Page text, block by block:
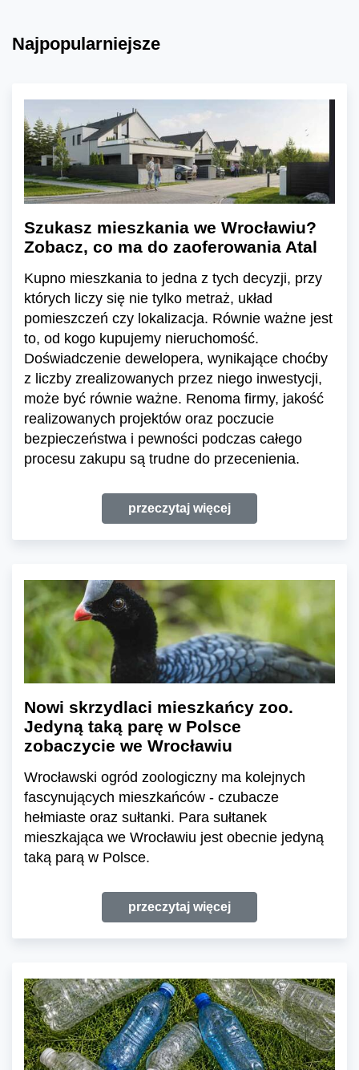
Najpopularniejsze
Szukasz mieszkania we Wrocławiu?
Zobacz, co ma do zaoferowania Atal
Kupno mieszkania to jedna z tych decyzji, przy
których liczy się nie tylko metraż, układ
pomieszczeń czy lokalizacja. Równie ważne jest
to, od kogo kupujemy nieruchomość.
Doświadczenie dewelopera, wynikające choćby
z liczby zrealizowanych przez niego inwestycji,
może być równie ważne. Renoma firmy, jakość
realizowanych projektów oraz poczucie
bezpieczeństwa i pewności podczas całego
procesu zakupu są trudne do przecenienia.
przeczytaj więcej
Nowi skrzydlaci mieszkańcy zoo.
Jedyną taką parę w Polsce
zobaczycie we Wrocławiu
Wrocławski ogród zoologiczny ma kolejnych
fascynujących mieszkańców - czubacze
hełmiaste oraz sułtanki. Para sułtanek
mieszkająca we Wrocławiu jest obecnie jedyną
taką parą w Polsce.
przeczytaj więcej